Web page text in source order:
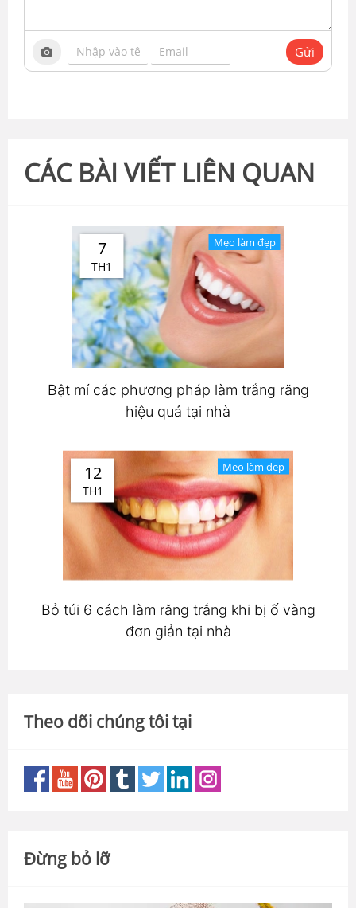
Gửi
CÁC BÀI VIẾT LIÊN QUAN
7
TH1
Mẹo làm đẹp
Bật mí các phương pháp làm trắng răng
hiệu quả tại nhà
12
TH1
Mẹo làm đẹp
Bỏ túi 6 cách làm răng trắng khi bị ố vàng
đơn giản tại nhà
Theo dõi chúng tôi tại
Đừng bỏ lỡ